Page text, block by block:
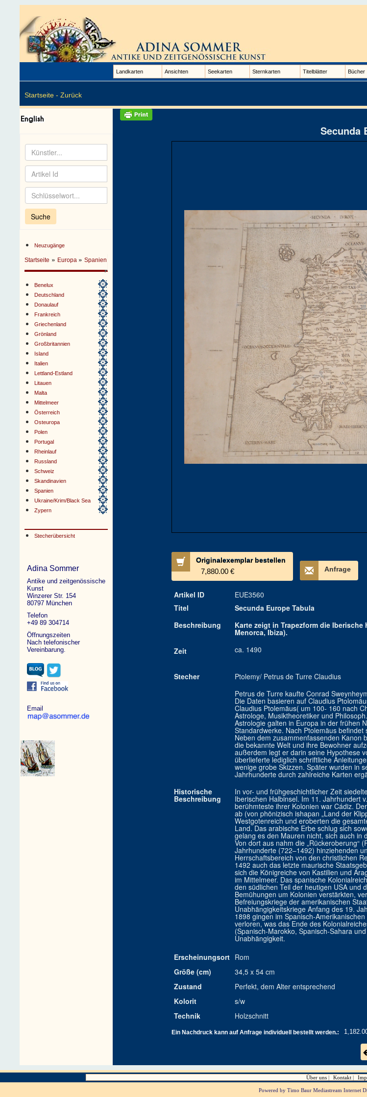
Landkarten Ansichten Seekarten Sternkarten Titelblätter Bücher
Startseite - Zurück
Neuzugänge
Startseite » Europa »Spanien
Benelux
Deutschland
Donaulauf
Frankreich
Griechenland
Grönland
Großbritannien
Island
Italien
Lettland-Estland
Litauen
Malta
Mittelmeer
Österreich
Osteuropa
Polen
Portugal
Rheinlauf
Russland
Schweiz
Skandinavien
Spanien
Ukraine/Krim/Black Sea
Zypern
Stecherübersicht
Adina Sommer
Antike und zeitgenössische
Kunst
Winzerer Str. 154
80797 München
Telefon
+49 89 304714
Öffnungszeiten
Nach telefonischer
Vereinbarung.
Email
Secunda
Originalexemplar bestellen
7,880.00 € Anfrage
Artikel ID
EUE3560
Titel
Secunda Europe Tabula
Beschreibung
Karte zeigt in Trapezform die
Menorca, Ibiza).
Zeit
ca. 1490
Stecher
Ptolemy/ Petrus de Turre Claudius
Petrus de Turre kaufte Conrad
Die Daten basieren auf Claudius
Claudius Ptolemäus( um 100- 160 nach
Astrologe, Musiktheoretiker und
Astrologie galten in Europa in der frühen
Standardwerke. Nach Ptolemäus
Neben dem zusammenfassenden Kanon
die bekannte Welt und ihre Bewohner
außerdem legt er darin seine Hypothese
überlieferte lediglich schriftliche
wenige grobe Skizzen. Später wurden in
Jahrhunderte durch zahlreiche Karten
Historische
Beschreibung
In vor- und frühgeschichtlicher Zeit
Iberischen Halbinsel. Im 11. Jahrhundert
berühmteste ihrer Kolonien war Cádiz.
ab (von phönizisch ishapan „Land der
Westgotenreich und eroberten die
Land. Das arabische Erbe schlug sich
gelang es den Mauren nicht, sich auch in
Von dort aus nahm die „Rückeroberung“
Jahrhunderte (722–1492) hinziehenden
Herrschaftsbereich von den christlichen
1492 auch das letzte maurische
sich die Königreiche von Kastilien und
im Mittelmeer. Das spanische
den südlichen Teil der heutigen USA und
Bemühungen um Kolonien verstärkten,
Befreiungskriege der amerikanischen
Unabhängigkeitskriege Anfang des 19.
1898 gingen im Spanisch-
verloren, was das Ende des
(Spanisch-Marokko, Spanisch-Sahara
Unabhängigkeit.
Erscheinungsort Rom
Größe (cm)
34,5 x 54 cm
Zustand
Perfekt, dem Alter entsprechend
Kolorit
s/w
Technik
Holzschnitt
Ein Nachdruck kann auf Anfrage individuell bestellt werden.:
Über uns Kontakt
Powered by Timo Baur Mediastream Internet